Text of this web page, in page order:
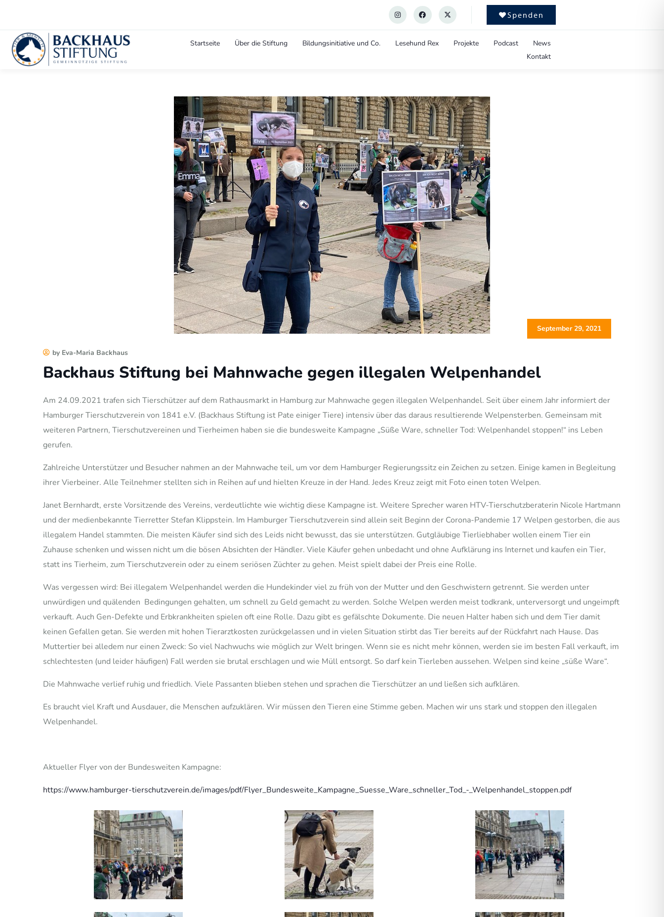
Spenden
Startseite Über die Stiftung Bildungsinitiative und Co. Lesehund Rex Projekte Podcast
News
Kontakt
September 29, 2021
by Eva-Maria Backhaus
Backhaus Stiftung bei Mahnwache gegen illegalen Welpenhandel
Am 24.09.2021 trafen sich Tierschützer auf dem Rathausmarkt in Hamburg zur Mahnwache gegen illegalen Welpenhandel. Seit über einem Jahr informiert der
Hamburger Tierschutzverein von 1841 e.V. (Backhaus Stiftung ist Pate einiger Tiere) intensiv über das daraus resultierende Welpensterben. Gemeinsam mit
weiteren Partnern, Tierschutzvereinen und Tierheimen haben sie die bundesweite Kampagne „Süße Ware, schneller Tod: Welpenhandel stoppen!“ ins Leben
gerufen.
Zahlreiche Unterstützer und Besucher nahmen an der Mahnwache teil, um vor dem Hamburger Regierungssitz ein Zeichen zu setzen. Einige kamen in Begleitung
ihrer Vierbeiner. Alle Teilnehmer stellten sich in Reihen auf und hielten Kreuze in der Hand. Jedes Kreuz zeigt mit Foto einen toten Welpen.
Janet Bernhardt, erste Vorsitzende des Vereins, verdeutlichte wie wichtig diese Kampagne ist. Weitere Sprecher waren HTV-Tierschutzberaterin Nicole Hartmann
und der medienbekannte Tierretter Stefan Klippstein. Im Hamburger Tierschutzverein sind allein seit Beginn der Corona-Pandemie 17 Welpen gestorben, die aus
illegalem Handel stammten. Die meisten Käufer sind sich des Leids nicht bewusst, das sie unterstützen. Gutgläubige Tierliebhaber wollen einem Tier ein
Zuhause schenken und wissen nicht um die bösen Absichten der Händler. Viele Käufer gehen unbedacht und ohne Aufklärung ins Internet und kaufen ein Tier,
statt ins Tierheim, zum Tierschutzverein oder zu einem seriösen Züchter zu gehen. Meist spielt dabei der Preis eine Rolle.
Was vergessen wird: Bei illegalem Welpenhandel werden die Hundekinder viel zu früh von der Mutter und den Geschwistern getrennt. Sie werden unter
unwürdigen und quälenden Bedingungen gehalten, um schnell zu Geld gemacht zu werden. Solche Welpen werden meist todkrank, unterversorgt und ungeimpft
verkauft. Auch Gen-Defekte und Erbkrankheiten spielen oft eine Rolle. Dazu gibt es gefälschte Dokumente. Die neuen Halter haben sich und dem Tier damit
keinen Gefallen getan. Sie werden mit hohen Tierarztkosten zurückgelassen und in vielen Situation stirbt das Tier bereits auf der Rückfahrt nach Hause. Das
Muttertier bei alledem nur einen Zweck: So viel Nachwuchs wie möglich zur Welt bringen. Wenn sie es nicht mehr können, werden sie im besten Fall verkauft, im
schlechtesten (und leider häufigen) Fall werden sie brutal erschlagen und wie Müll entsorgt. So darf kein Tierleben aussehen. Welpen sind keine „süße Ware“.
Die Mahnwache verlief ruhig und friedlich. Viele Passanten blieben stehen und sprachen die Tierschützer an und ließen sich aufklären.
Es braucht viel Kraft und Ausdauer, die Menschen aufzuklären. Wir müssen den Tieren eine Stimme geben. Machen wir uns stark und stoppen den illegalen
Welpenhandel.
Aktueller Flyer von der Bundesweiten Kampagne:
https://www.hamburger-tierschutzverein.de/images/pdf/Flyer_Bundesweite_Kampagne_Suesse_Ware_schneller_Tod_-_Welpenhandel_stoppen.pdf